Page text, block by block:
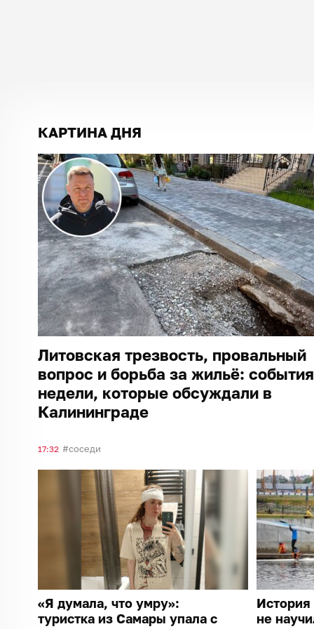
КАРТИНА ДНЯ
Литовская трезвость, провальный
вопрос и борьба за жильё: события
недели, которые обсуждали в
Калининграде
17:32 соседи
«Я думала, что умру»:
туристка из Самары упала с
не